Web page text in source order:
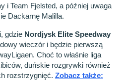
i Team Fjelsted, a później uwaga
Dackarnę Malilla.
gdzie Nordjysk Elite Speedway
wieczór i będzie pierwszą
Choć to właśnie liga
duńskie rozgrywki również
rozstrzygnięć. Zobacz także: